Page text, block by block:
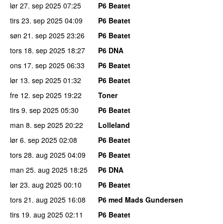
lør 27. sep 2025 07:25
P6 Beatet
tirs 23. sep 2025 04:09
P6 Beatet
søn 21. sep 2025 23:26
P6 Beatet
tors 18. sep 2025 18:27
P6 DNA
ons 17. sep 2025 06:33
P6 Beatet
lør 13. sep 2025 01:32
P6 Beatet
fre 12. sep 2025 19:22
Toner
tirs 9. sep 2025 05:30
P6 Beatet
man 8. sep 2025 20:22
Lolleland
lør 6. sep 2025 02:08
P6 Beatet
tors 28. aug 2025 04:09
P6 Beatet
man 25. aug 2025 18:25
P6 DNA
lør 23. aug 2025 00:10
P6 Beatet
tors 21. aug 2025 16:08
P6 med Mads Gundersen
tirs 19. aug 2025 02:11
P6 Beatet